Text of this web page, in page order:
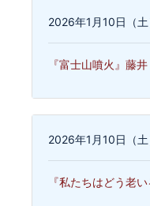
2026年1月10日（土
『富士山噴火』藤井
2026年1月10日（土
『私たちはどう老